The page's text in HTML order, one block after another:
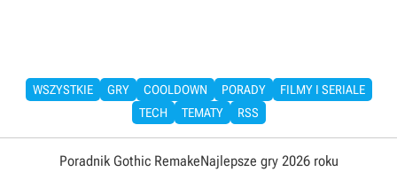
WSZYSTKIE GRY COOLDOWN PORADY
FILMY I SERIALE
TECH
TEMATY RSS
Poradnik Gothic RemakeNajlepsze gry 2026 roku